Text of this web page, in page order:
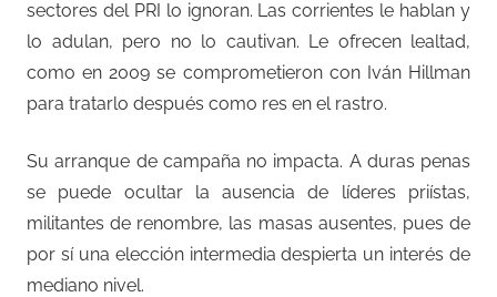
sectores del PRI lo ignoran. Las corrientes le hablan y
lo adulan, pero no lo cautivan. Le ofrecen lealtad,
como en 2009 se comprometieron con Iván Hillman
para tratarlo después como res en el rastro.
Su arranque de campaña no impacta. A duras penas
se puede ocultar la ausencia de líderes priístas,
militantes de renombre, las masas ausentes, pues de
por sí una elección intermedia despierta un interés de
mediano nivel.